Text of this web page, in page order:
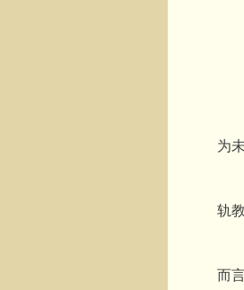
3
为
4
轨
5
而